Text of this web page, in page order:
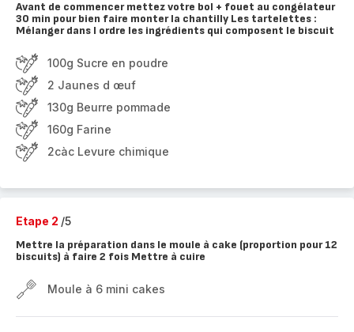
Avant de commencer mettez votre bol + fouet au congélateur
30 min pour bien faire monter la chantilly Les tartelettes :
Mélanger dans l ordre les ingrédients qui composent le biscuit
100g Sucre en poudre
2 Jaunes d œuf
130g Beurre pommade
160g Farine
2càc Levure chimique
Etape 2 /5
Mettre la préparation dans le moule à cake (proportion pour 12
biscuits) à faire 2 fois Mettre à cuire
Moule à 6 mini cakes